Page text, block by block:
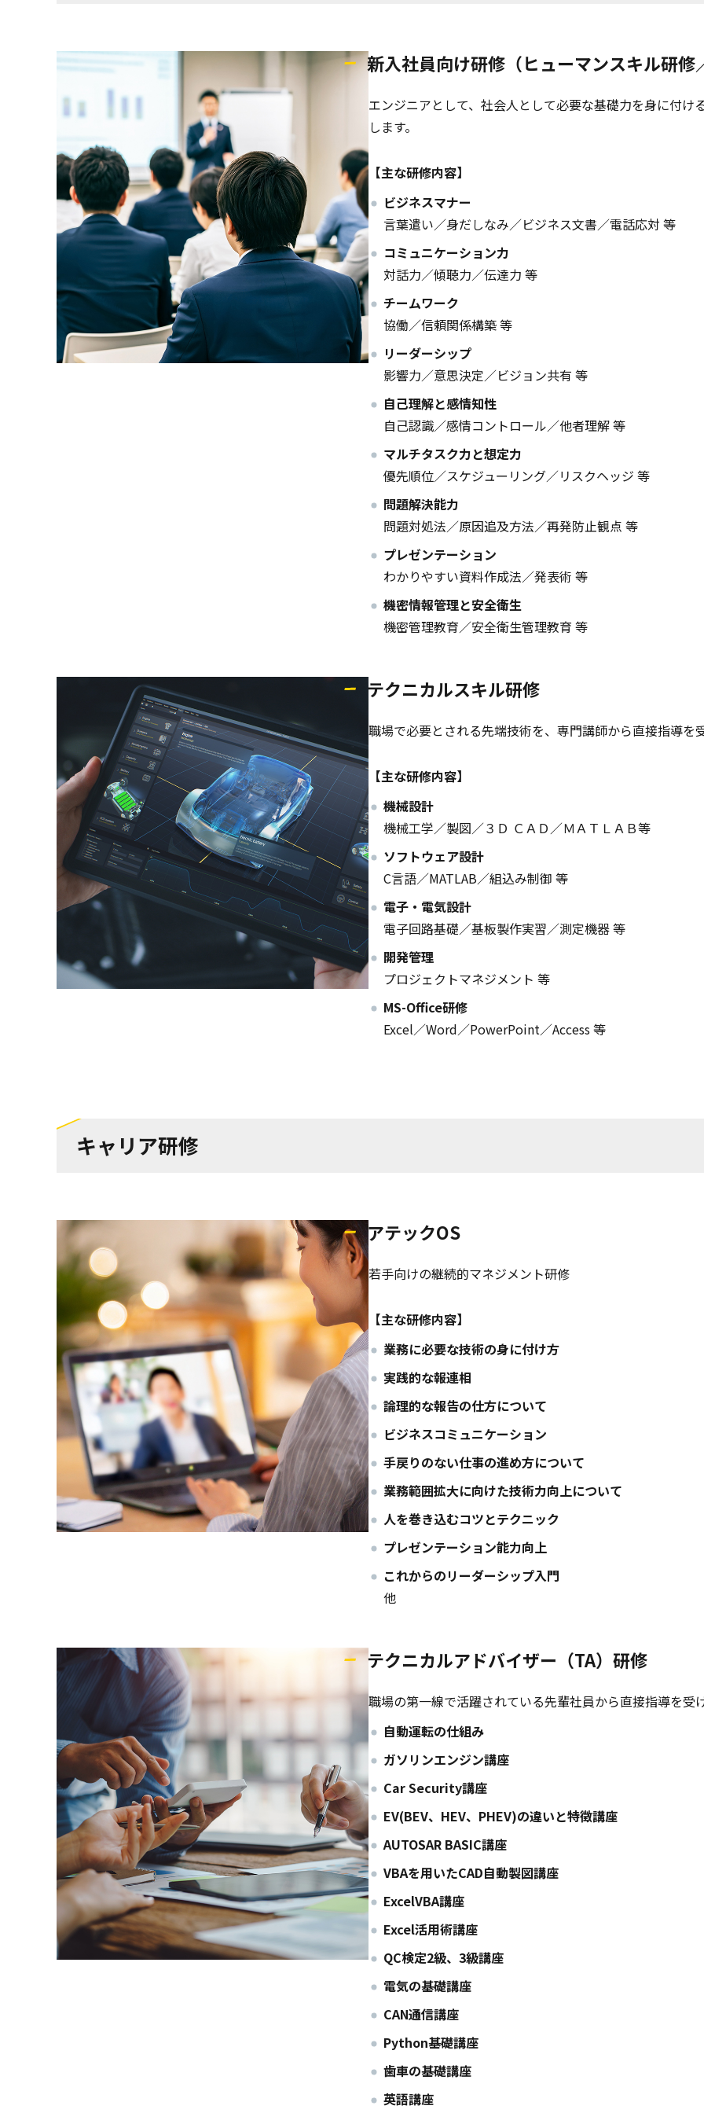
新入社員向け研修（ヒューマンスキル研修
エンジニアとして、社会人として必要な基礎力を身に付
します。
【主な研修内容】
ビジネスマナー
言葉遣い／身だしなみ／ビジネス文書／電話応対 等
コミュニケーション力
対話力／傾聴力／伝達力 等
チームワーク
協働／信頼関係構築 等
リーダーシップ
影響力／意思決定／ビジョン共有 等
自己理解と感情知性
自己認識／感情コントロール／他者理解 等
マルチタスク力と想定力
優先順位／スケジューリング／リスクヘッジ 等
問題解決能力
問題対処法／原因追及方法／再発防止観点 等
プレゼンテーション
わかりやすい資料作成法／発表術 等
機密情報管理と安全衛生
機密管理教育／安全衛生管理教育 等
テクニカルスキル研修
職場で必要とされる先端技術を、専門講師から直接指導を
【主な研修内容】
機械設計
機械工学／製図／３Ｄ ＣＡＤ／ＭＡＴＬＡＢ等
ソフトウェア設計
C言語／MATLAB／組込み制御 等
電子・電気設計
電子回路基礎／基板製作実習／測定機器 等
開発管理
プロジェクトマネジメント 等
MS-Office研修
Excel／Word／PowerPoint／Access 等
キャリア研修
アテックOS
若手向けの継続的マネジメント研修
【主な研修内容】
業務に必要な技術の身に付け方
実践的な報連相
論理的な報告の仕方について
ビジネスコミュニケーション
手戻りのない仕事の進め方について
業務範囲拡大に向けた技術力向上について
人を巻き込むコツとテクニック
プレゼンテーション能力向上
これからのリーダーシップ入門
他
テクニカルアドバイザー（TA）研修
職場の第一線で活躍されている先輩社員から直接指導を受
自動運転の仕組み
ガソリンエンジン講座
Car Security講座
EV(BEV、HEV、PHEV)の違いと特徴講座
AUTOSAR BASIC講座
VBAを用いたCAD自動製図講座
ExcelVBA講座
Excel活用術講座
QC検定2級、3級講座
電気の基礎講座
CAN通信講座
Python基礎講座
歯車の基礎講座
英語講座